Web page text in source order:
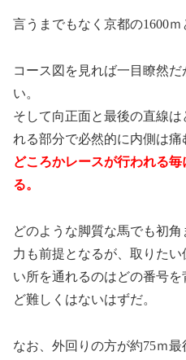
言うまでもなく京都の1600ｍ
コース図を見れば一目瞭然
い。
そして向正面と最後の直線
れる部分で必然的に内側は痛
どころかレースが行われる
る。
どのような脚質な馬でも初
力も前提となるが、取りた
い所を通れるのはどの番号
ど難しくはないはずだ。
なお、外回りの方が約75ｍ